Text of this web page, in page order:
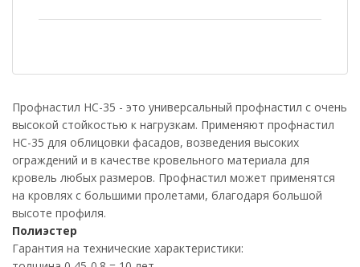
Ral 9006 Golden Dub
Cherry Wood
Профнастил НС-35 - это универсальный профнастил с очень
высокой стойкостью к нагрузкам. Применяют профнастил
НС-35 для облицовки фасадов, возведения высоких
ограждений и в качестве кровельного материала для
кровель любых размеров. Профнастил может применятся
на кровлях с большими пролетами, благодаря большой
высоте профиля.
Полиэстер
Гарантия на технические характеристики: